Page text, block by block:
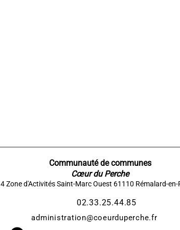
Communauté de communes
Cœur du Perche
4 Zone d'Activités Saint-Marc Ouest 61110 Rémalard-en-
02.33.25.44.85
administration@coeurduperche.fr